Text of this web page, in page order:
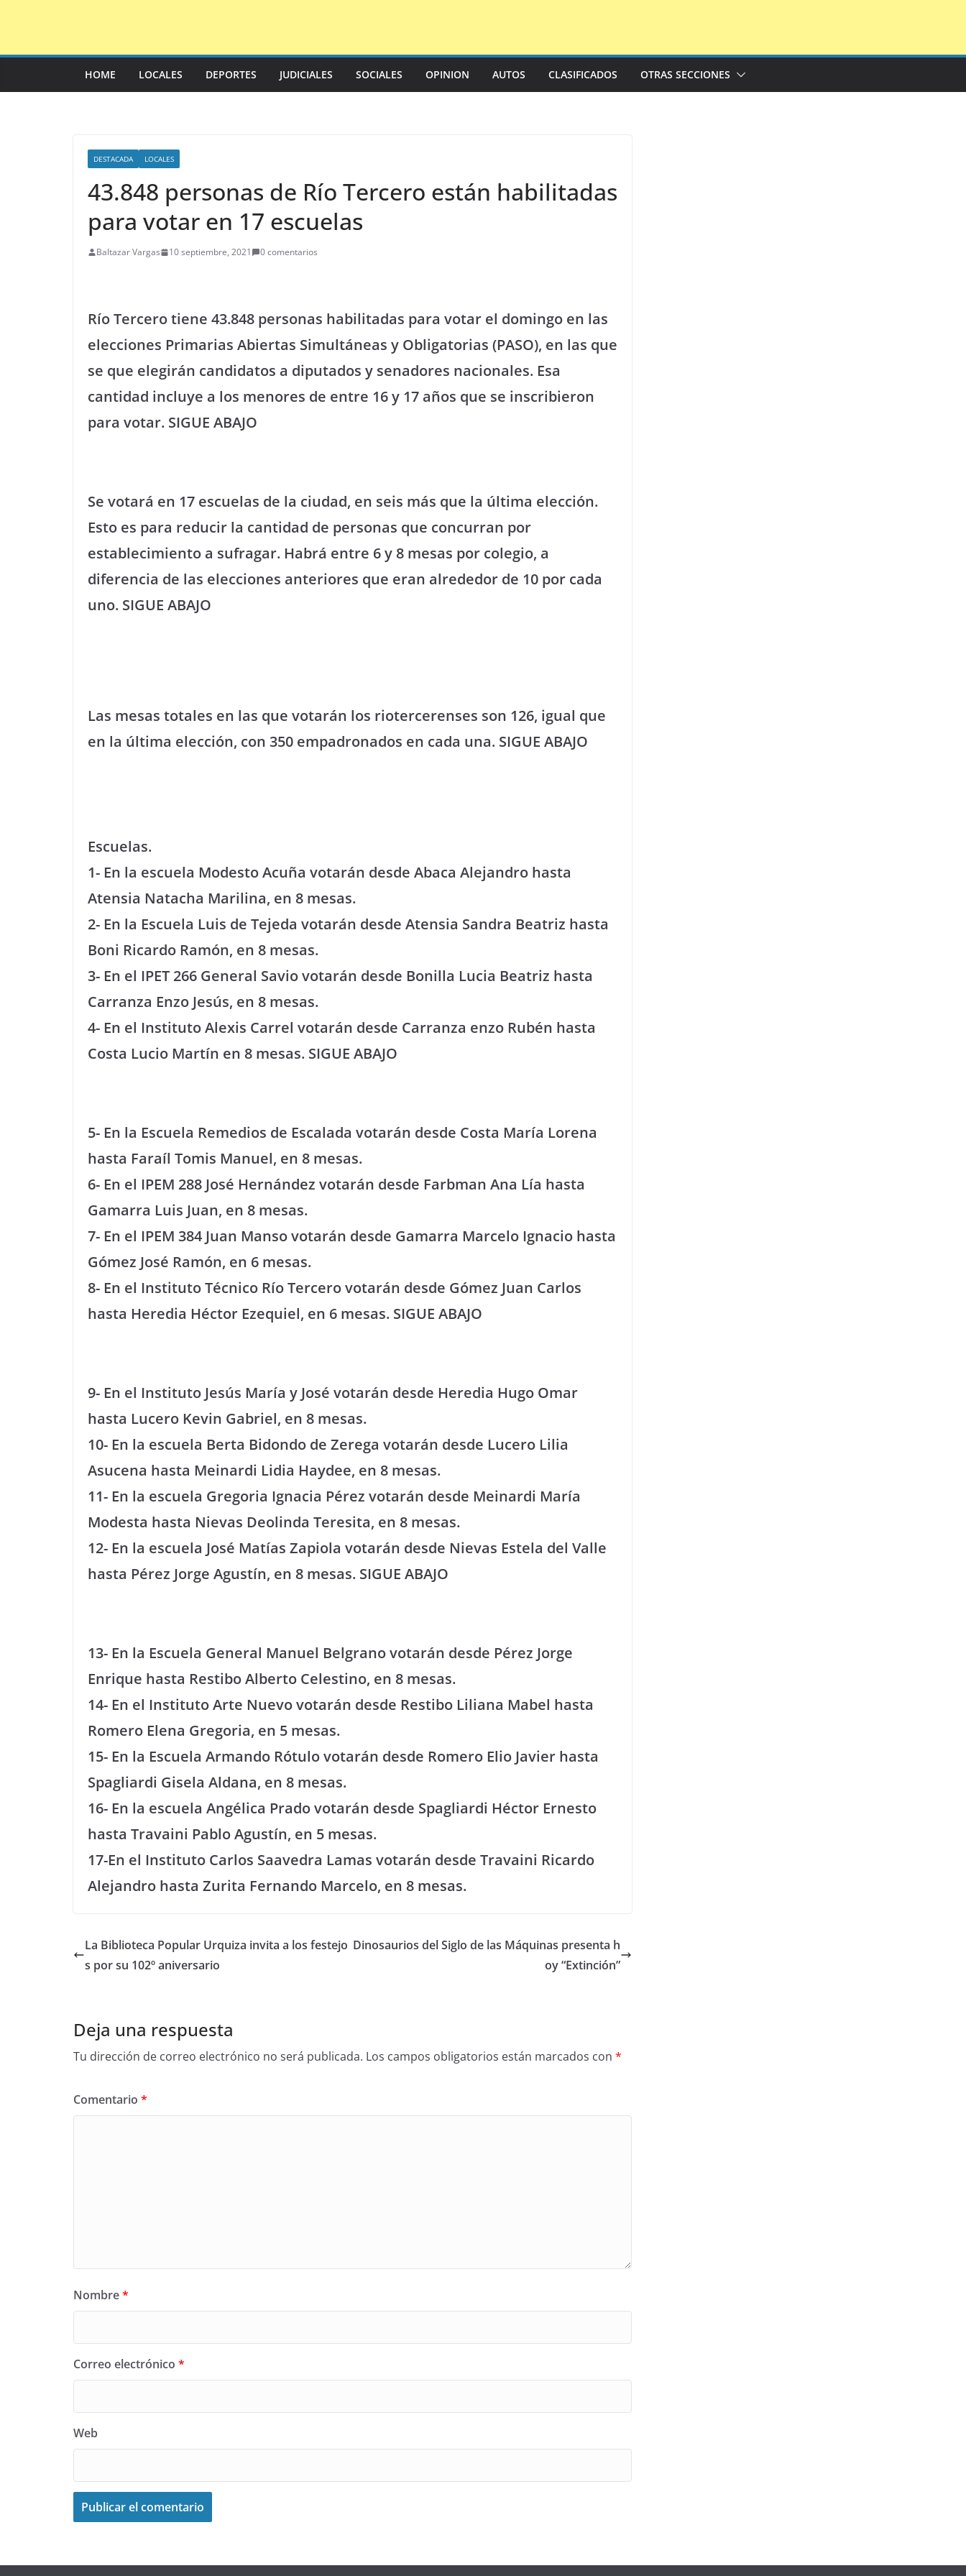
HOME LOCALES DEPORTES JUDICIALES SOCIALES OPINION AUTOS CLASIFICADOS OTRAS SECCIONES
DESTACADA LOCALES
43.848 personas de Río Tercero están habilitadas
para votar en 17 escuelas
Baltazar Vargas 10 septiembre, 2021 0 comentarios
Río Tercero tiene 43.848 personas habilitadas para votar el domingo en las
elecciones Primarias Abiertas Simultáneas y Obligatorias (PASO), en las que
se que elegirán candidatos a diputados y senadores nacionales. Esa
cantidad incluye a los menores de entre 16 y 17 años que se inscribieron
para votar. SIGUE ABAJO
Se votará en 17 escuelas de la ciudad, en seis más que la última elección.
Esto es para reducir la cantidad de personas que concurran por
establecimiento a sufragar. Habrá entre 6 y 8 mesas por colegio, a
diferencia de las elecciones anteriores que eran alrededor de 10 por cada
uno. SIGUE ABAJO
Las mesas totales en las que votarán los riotercerenses son 126, igual que
en la última elección, con 350 empadronados en cada una. SIGUE ABAJO
Escuelas.
1- En la escuela Modesto Acuña votarán desde Abaca Alejandro hasta
Atensia Natacha Marilina, en 8 mesas.
2- En la Escuela Luis de Tejeda votarán desde Atensia Sandra Beatriz hasta
Boni Ricardo Ramón, en 8 mesas.
3- En el IPET 266 General Savio votarán desde Bonilla Lucia Beatriz hasta
Carranza Enzo Jesús, en 8 mesas.
4- En el Instituto Alexis Carrel votarán desde Carranza enzo Rubén hasta
Costa Lucio Martín en 8 mesas. SIGUE ABAJO
5- En la Escuela Remedios de Escalada votarán desde Costa María Lorena
hasta Faraíl Tomis Manuel, en 8 mesas.
6- En el IPEM 288 José Hernández votarán desde Farbman Ana Lía hasta
Gamarra Luis Juan, en 8 mesas.
7- En el IPEM 384 Juan Manso votarán desde Gamarra Marcelo Ignacio hasta
Gómez José Ramón, en 6 mesas.
8- En el Instituto Técnico Río Tercero votarán desde Gómez Juan Carlos
hasta Heredia Héctor Ezequiel, en 6 mesas. SIGUE ABAJO
9- En el Instituto Jesús María y José votarán desde Heredia Hugo Omar
hasta Lucero Kevin Gabriel, en 8 mesas.
10- En la escuela Berta Bidondo de Zerega votarán desde Lucero Lilia
Asucena hasta Meinardi Lidia Haydee, en 8 mesas.
11- En la escuela Gregoria Ignacia Pérez votarán desde Meinardi María
Modesta hasta Nievas Deolinda Teresita, en 8 mesas.
12- En la escuela José Matías Zapiola votarán desde Nievas Estela del Valle
hasta Pérez Jorge Agustín, en 8 mesas. SIGUE ABAJO
13- En la Escuela General Manuel Belgrano votarán desde Pérez Jorge
Enrique hasta Restibo Alberto Celestino, en 8 mesas.
14- En el Instituto Arte Nuevo votarán desde Restibo Liliana Mabel hasta
Romero Elena Gregoria, en 5 mesas.
15- En la Escuela Armando Rótulo votarán desde Romero Elio Javier hasta
Spagliardi Gisela Aldana, en 8 mesas.
16- En la escuela Angélica Prado votarán desde Spagliardi Héctor Ernesto
hasta Travaini Pablo Agustín, en 5 mesas.
17-En el Instituto Carlos Saavedra Lamas votarán desde Travaini Ricardo
Alejandro hasta Zurita Fernando Marcelo, en 8 mesas.
La Biblioteca Popular Urquiza invita a los festejo
s por su 102º aniversario
Dinosaurios del Siglo de las Máquinas presenta h
oy “Extinción”
Deja una respuesta
Tu dirección de correo electrónico no será publicada. Los campos obligatorios están marcados con *
Comentario *
Nombre*
Correo electrónico *
Web